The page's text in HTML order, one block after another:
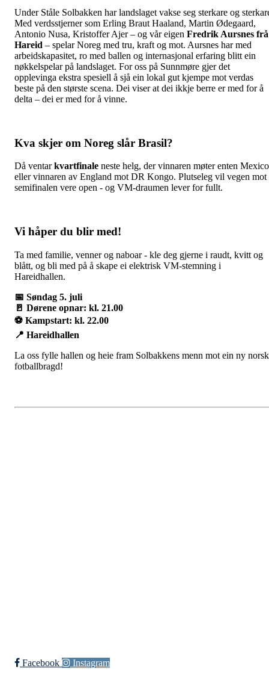
Under Ståle Solbakken har landslaget vakse seg sterkare og
Med verdsstjerner som Erling Braut Haaland, Martin Ødegaard,
Antonio Nusa, Kristoffer Ajer – og vår eigen Fredrik Aursnes frå
Hareid – spelar Noreg med tru, kraft og mot. Aursnes har med
arbeidskapasitet, ro med ballen og internasjonal erfaring blitt ein
nøkkelspelar på landslaget. For oss på Sunnmøre gjer det
opplevinga ekstra spesiell å sjå ein lokal gut kjempe mot verdas
beste på den største scena. Dei viser at dei ikkje berre er med for å
delta – dei er med for å vinne.
Kva skjer om Noreg slår Brasil?
Då ventarkvartfinale neste helg, der vinnaren møter enten Mexico
eller vinnaren av England mot DR Kongo. Plutseleg vil vegen mot
semifinalen vere open - og VM-draumen lever for fullt.
Vi håper du blir med!
Ta med familie, venner og naboar - kle deg gjerne i raudt, kvitt og
blått, og bli med på å skape ei elektrisk VM-stemning i
Hareidhallen.
📅 Søndag 5. juli
🚪 Dørene opnar: kl. 21.00
⚽ Kampstart: kl. 22.00
📍 Hareidhallen
La oss fylle hallen og heie fram Solbakkens menn mot ein ny norsk
fotballbragd!
Facebook Instagram